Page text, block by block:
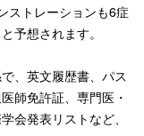
ストレーションも6症
予想されます。
、英文履歴書、パス
師免許証、専門医・
会発表リストなど、